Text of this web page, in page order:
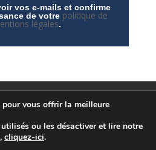
vos e-mails et confirme
de votre politique de
légales.
de confidentialité
vous offrir la meilleure
ou les désactiver et lire notre
cliquez-ici.